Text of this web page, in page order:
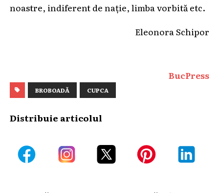
noastre, indiferent de nație, limba vorbită etc.
Eleonora Schipor
BucPress
BROBOADĂ CUPCA
Distribuie articolul